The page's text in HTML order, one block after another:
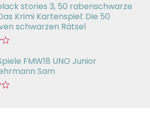
stories 3, 50 rabenschwarze
Krimi Kartenspiel: Die 50
schwarzen Rätsel
FMW18 UNO Junior
Sam